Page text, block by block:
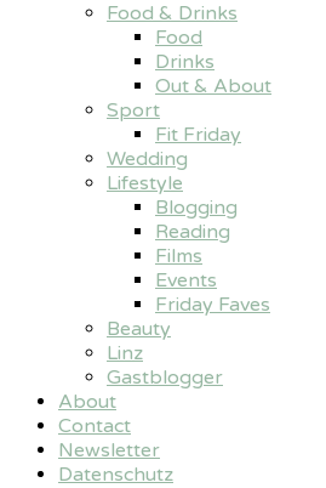
Food & Drinks
Food
Drinks
Out & About
Sport
Fit Friday
Wedding
Lifestyle
Blogging
Reading
Films
Events
Friday Faves
Beauty
Linz
Gastblogger
About
Contact
Newsletter
Datenschutz